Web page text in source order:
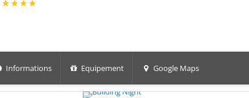
Informations Equipement Google Maps